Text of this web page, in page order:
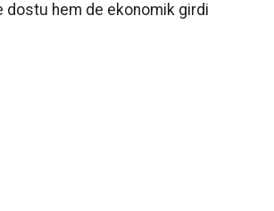
dostu hem de ekonomik girdi